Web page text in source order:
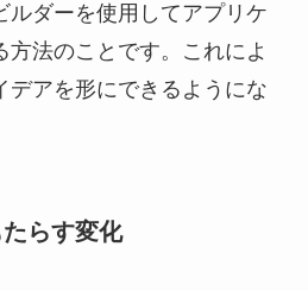
ルダーを使用してアプリケ
方法のことです。これによ
デアを形にできるようにな
らす変化